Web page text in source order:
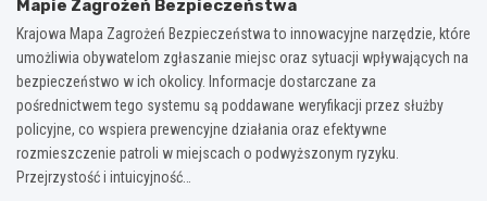
Mapie Zagrożeń Bezpieczeństwa
Krajowa Mapa Zagrożeń Bezpieczeństwa to innowacyjne narzędzie, które
umożliwia obywatelom zgłaszanie miejsc oraz sytuacji wpływających na
bezpieczeństwo w ich okolicy. Informacje dostarczane za
pośrednictwem tego systemu są poddawane weryfikacji przez służby
policyjne, co wspiera prewencyjne działania oraz efektywne
rozmieszczenie patroli w miejscach o podwyższonym ryzyku.
Przejrzystość i intuicyjność…